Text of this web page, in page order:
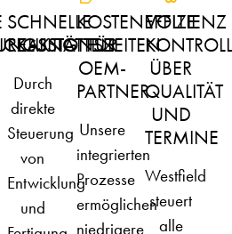
SCHNELLE
REAKTIONSZEITEN
Durch
direkte
Steuerung
von
Entwicklung
und
KOSTENEFFIZIENZ
FÜR
OEM-
PARTNER
Unsere
integrierten
Prozesse
ermöglichen
niedrigere
VOLLE
ÜBER
QUALITÄT
UND
TERMINE
Westfield
steuert
alle